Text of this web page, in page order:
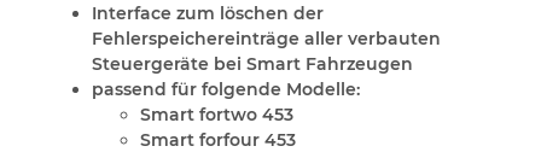
Interface zum löschen der
Fehlerspeichereinträge aller verbauten
Steuergeräte bei Smart Fahrzeugen
passend für folgende Modelle:
Smart fortwo 453
Smart forfour 453